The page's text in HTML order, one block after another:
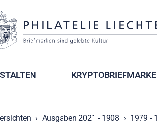
Ausgaben 2021 - 1908 1979 -